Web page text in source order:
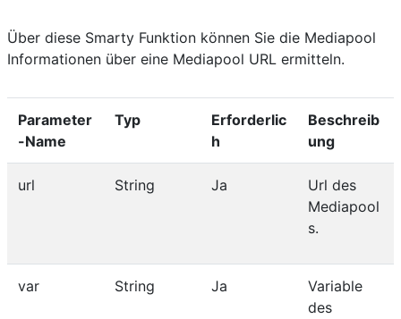
Über diese Smarty Funktion können Sie die Mediapool
Informationen über eine Mediapool URL ermitteln.
Parameter
-Name
Typ
Erforderlic
h
Beschreib
ung
url String Ja
Url des
Mediapool
s.
var String Ja
Variable
des